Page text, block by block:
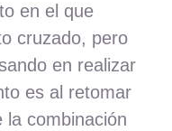
en el que
cruzado, pero
en realizar
es al retomar
la combinación